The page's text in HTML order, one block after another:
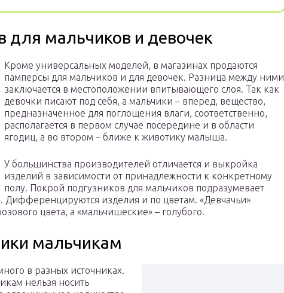
для мальчиков и девочек
Кроме универсальных моделей, в магазинах продаются
памперсы для мальчиков и для девочек. Разница между ними
заключается в местоположении впитывающего слоя. Так как
девочки писают под себя, а мальчики – вперед, вещество,
предназначенное для поглощения влаги, соответственно,
располагается в первом случае посередине и в области
ягодиц, а во втором – ближе к животику малыша.
У большинства производителей отличается и выкройка
изделий в зависимости от принадлежности к конкретному
полу. Покрой подгузников для мальчиков подразумевает
изделия и по цветам. «Девчачьи»
цвета, а «мальчишеские» – голубого.
мальчикам
в разных источниках.
нельзя носить